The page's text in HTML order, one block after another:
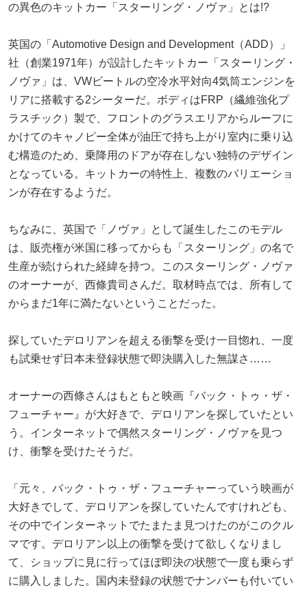
の異色のキットカー「スターリング・ノヴァ」とは!?
英国の「Automotive Design and Development（ADD）」
社（創業1971年）が設計したキットカー「スターリング・
ノヴァ」は、VWビートルの空冷水平対向4気筒エンジンを
リアに搭載する2シーターだ。ボディはFRP（繊維強化プ
ラスチック）製で、フロントのグラスエリアからルーフに
かけてのキャノピー全体が油圧で持ち上がり室内に乗り込
む構造のため、乗降用のドアが存在しない独特のデザイン
となっている。キットカーの特性上、複数のバリエーショ
ンが存在するようだ。
ちなみに、英国で「ノヴァ」として誕生したこのモデル
は、販売権が米国に移ってからも「スターリング」の名で
生産が続けられた経緯を持つ。このスターリング・ノヴァ
のオーナーが、西條貴司さんだ。取材時点では、所有して
からまだ1年に満たないということだった。
探していたデロリアンを超える衝撃を受け一目惚れ、一度
も試乗せず日本未登録状態で即決購入した無謀さ……
オーナーの西條さんはもともと映画『バック・トゥ・ザ・
フューチャー』が大好きで、デロリアンを探していたとい
う。インターネットで偶然スターリング・ノヴァを見つ
け、衝撃を受けたそうだ。
「元々、バック・トゥ・ザ・フューチャーっていう映画が
大好きでして、デロリアンを探していたんですけれども、
その中でインターネットでたまたま見つけたのがこのクル
マです。デロリアン以上の衝撃を受けて欲しくなりまし
て、ショップに見に行ってほぼ即決の状態で一度も乗らず
に購入しました。国内未登録の状態でナンバーも付いてい